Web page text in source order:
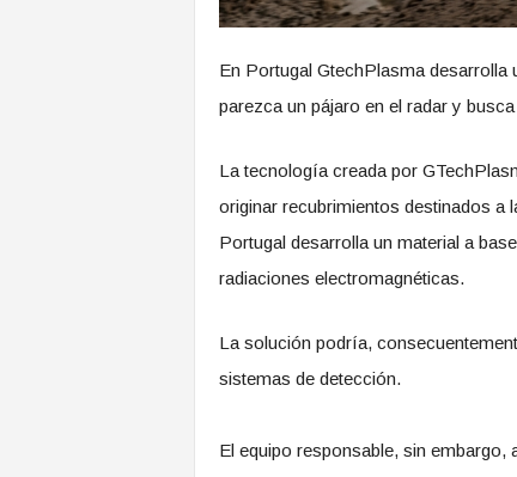
En Portugal GtechPlasma desarrolla
parezca un pájaro en el radar y
La tecnología creada por
originar recubrimientos destinados a
Portugal desarrolla un material a
radiaciones electromagnéticas.
La solución podría,
sistemas de detección.
El equipo responsable, sin